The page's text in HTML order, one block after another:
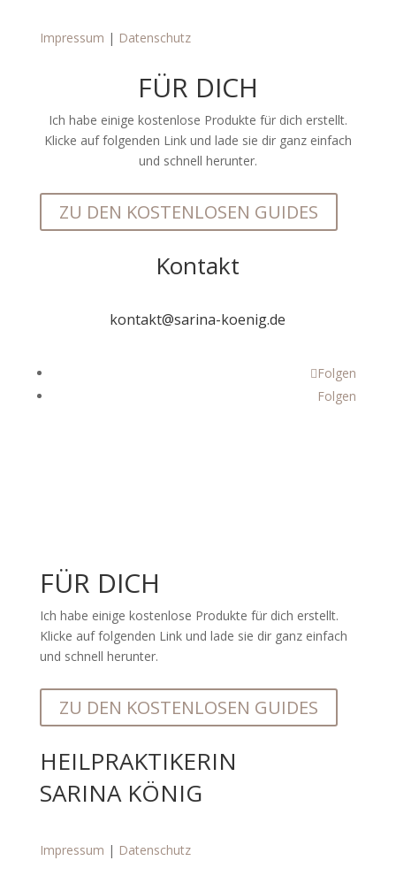
Impressum | Datenschutz
FÜR DICH
Ich habe einige kostenlose Produkte für dich erstellt.
Klicke auf folgenden Link und lade sie dir ganz einfach
und schnell herunter.
ZU DEN KOSTENLOSEN GUIDES
Kontakt
kontakt@sarina-koenig.de
Folgen
Folgen
FÜR DICH
Ich habe einige kostenlose Produkte für dich erstellt.
Klicke auf folgenden Link und lade sie dir ganz einfach
und schnell herunter.
ZU DEN KOSTENLOSEN GUIDES
HEILPRAKTIKERIN
SARINA KÖNIG
Impressum | Datenschutz